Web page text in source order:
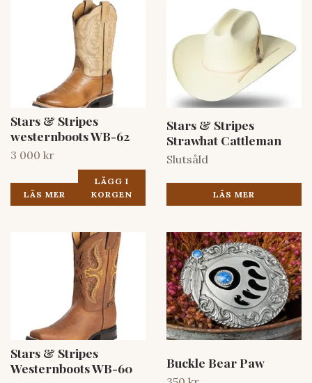
Stars & Stripes
westernboots WB-62
3 000 kr
LÄS MER
LÄGG I
KORGEN
Stars & Stripes
Strawhat Cattleman
Slutsåld
LÄS MER
Stars & Stripes
Westernboots WB-60
Buckle Bear Paw